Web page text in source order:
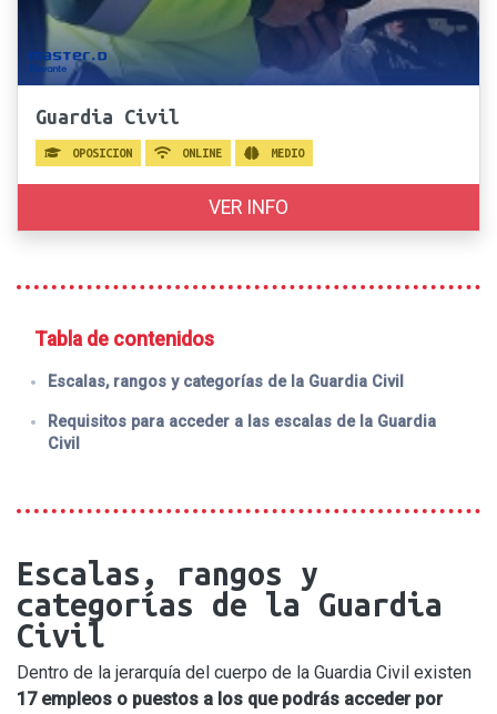
Guardia Civil
OPOSICION ONLINE MEDIO
VER INFO
Tabla de contenidos
Escalas, rangos y categorías de la Guardia Civil
Requisitos para acceder a las escalas de la Guardia
Civil
Escalas, rangos y
categorías de la Guardia
Civil
Dentro de la jerarquía del cuerpo de la Guardia Civil existen
17 empleos o puestos a los que podrás acceder por